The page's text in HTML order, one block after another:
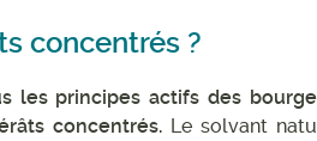
concentrés ?
les principes actifs des
concentrés.Le solvant